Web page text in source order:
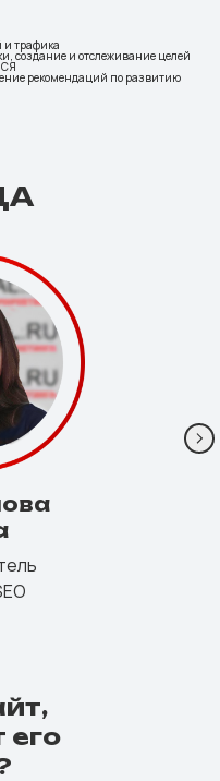
и трафика
создание и отслеживание целей
СЯ
рекомендаций по развитию
его